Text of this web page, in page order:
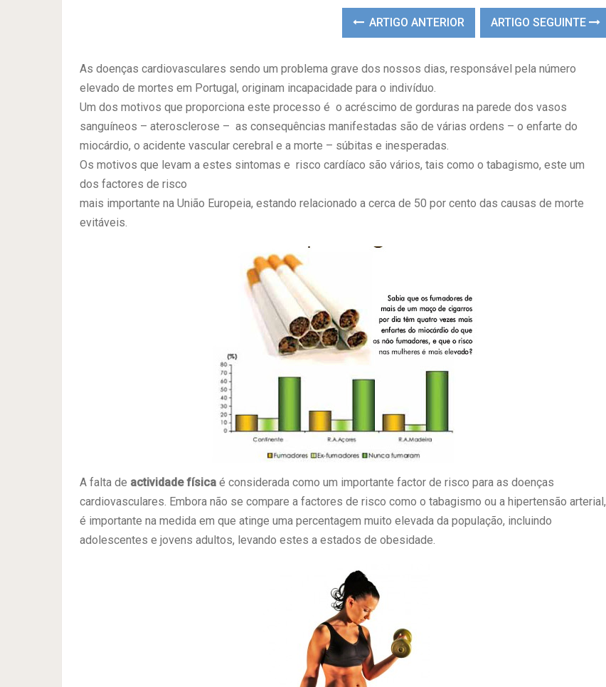
ARTIGO ANTERIOR ARTIGO SEGUINTE
As doenças cardiovasculares sendo um problema grave dos nossos dias, responsável pela número
elevado de mortes em Portugal, originam incapacidade para o indivíduo.
Um dos motivos que proporciona este processo é o acréscimo de gorduras na parede dos vasos
sanguíneos – aterosclerose – as consequências manifestadas são de várias ordens – o enfarte do
miocárdio, o acidente vascular cerebral e a morte – súbitas e inesperadas.
Os motivos que levam a estes sintomas e risco cardíaco são vários, tais como o tabagismo, este um
dos factores de risco
mais importante na União Europeia, estando relacionado a cerca de 50 por cento das causas de morte
evitáveis.
A falta de actividade física é considerada como um importante factor de risco para as doenças
cardiovasculares. Embora não se compare a factores de risco como o tabagismo ou a hipertensão arterial,
é importante na medida em que atinge uma percentagem muito elevada da população, incluindo
adolescentes e jovens adultos, levando estes a estados de obesidade.